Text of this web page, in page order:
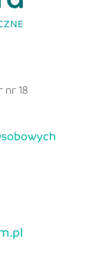
nr 18